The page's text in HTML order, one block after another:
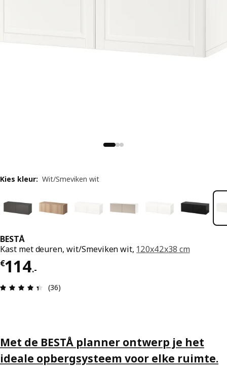
BESTÅ
Kast met deuren, wit/Smeviken wit, 120x42x38 cm
€114.-
Prijs € 114.-
Review: 4.4 van 5 sterren. Totaal
(36)
Kies kleur: Wit/Smeviken wit
Met de BESTÅ planner ontwerp je het
ideale opbergsysteem voor elke ruimte.